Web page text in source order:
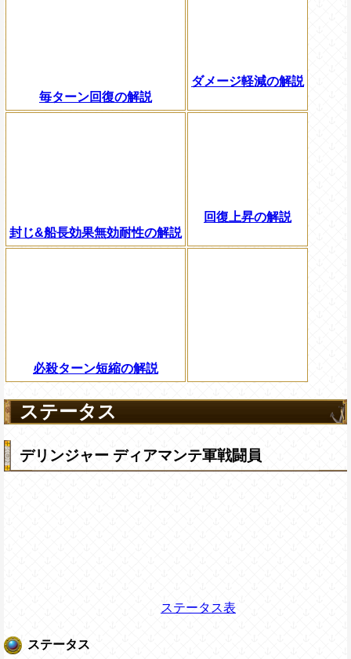
毎ターン回復の解説
ダメージ軽減の解説
封じ&船長効果無効耐性の解説
回復上昇の解説
必殺ターン短縮の解説
ステータス
デリンジャー ディアマンテ軍戦闘員
ステータス表
ステータス